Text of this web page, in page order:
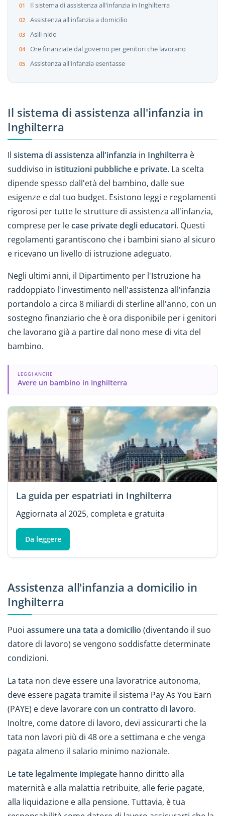
Il sistema di assistenza all'infanzia in Inghilterra
Assistenza all'infanzia a domicilio
Asili nido
Ore finanziate dal governo per genitori che lavorano
Assistenza all'infanzia esentasse
Il sistema di assistenza all'infanzia in
Inghilterra
Il sistema di assistenza all'infanzia in Inghilterra è
suddiviso in istituzioni pubbliche e private. La scelta
dipende spesso dall'età del bambino, dalle sue
esigenze e dal tuo budget. Esistono leggi e regolamenti
rigorosi per tutte le strutture di assistenza all'infanzia,
comprese per lecase private degli educatori. Questi
regolamenti garantiscono che i bambini siano al sicuro
e ricevano un livello di istruzione adeguato.
Negli ultimi anni, il Dipartimento per l'Istruzione ha
raddoppiato l'investimento nell'assistenza all'infanzia
portandolo a circa 8 miliardi di sterline all'anno, con un
sostegno finanziario che è ora disponibile per i genitori
che lavorano già a partire dal nono mese di vita del
bambino.
LEGGI ANCHE
Avere un bambino in Inghilterra
La guida per espatriati in Inghilterra
Aggiornata al 2025, completa e gratuita
Da leggere
Assistenza all'infanzia a domicilio in
Inghilterra
Puoi assumere una tata a domicilio (diventando il suo
datore di lavoro) se vengono soddisfatte determinate
condizioni.
La tata non deve essere una lavoratrice autonoma,
deve essere pagata tramite il sistema Pay As You Earn
(PAYE) e deve lavorarecon un contratto di lavoro.
Inoltre, come datore di lavoro, devi assicurarti che la
tata non lavori più di 48 ore a settimana e che venga
pagata almeno il salario minimo nazionale.
Letate legalmente impiegate hanno diritto alla
maternità e alla malattia retribuite, alle ferie pagate,
alla liquidazione e alla pensione. Tuttavia, è tua